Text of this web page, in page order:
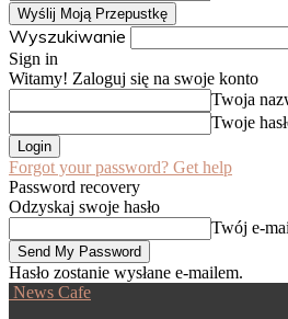
Wyszukiwanie
Sign in
Witamy! Zaloguj się na swoje konto
Twoja
Twoje
Forgot your password? Get help
Password recovery
Odzyskaj swoje hasło
Twój e-
Hasło zostanie wysłane e-mailem.
News Cafe